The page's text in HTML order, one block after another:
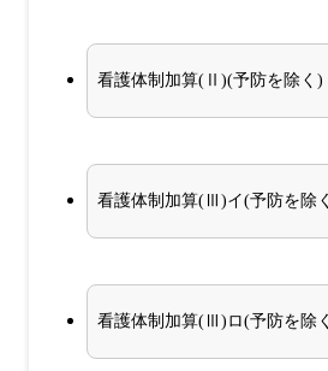
看護体制加算(Ⅱ)(予防を除く)
看護体制加算(Ⅲ)イ(予防を除
看護体制加算(Ⅲ)ロ(予防を除